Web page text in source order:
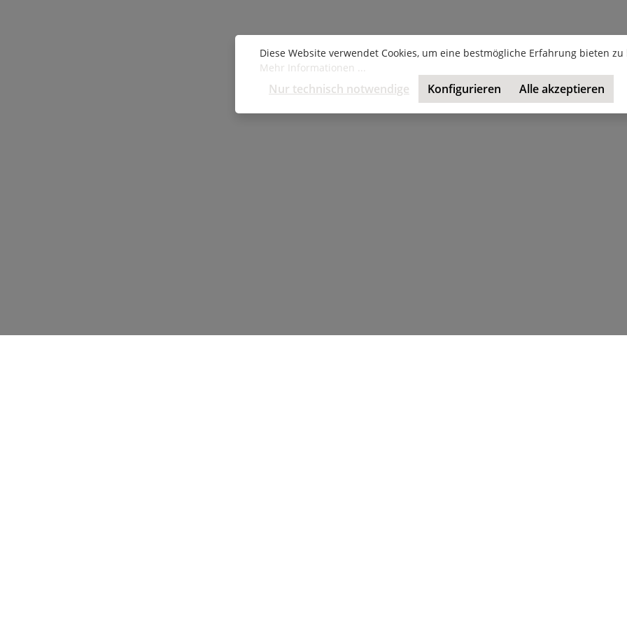
Diese Website verwendet Cookies, um eine bestmögliche Erfahrung bieten zu
Mehr Informationen ...
Nur technisch notwendige Konfigurieren Alle akzeptieren